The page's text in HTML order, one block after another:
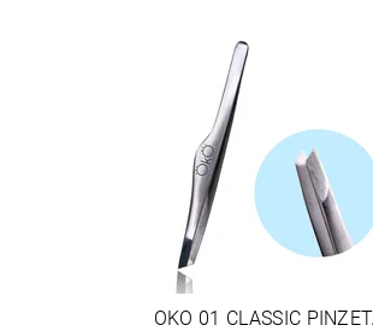
OKO 01 CLASSIC